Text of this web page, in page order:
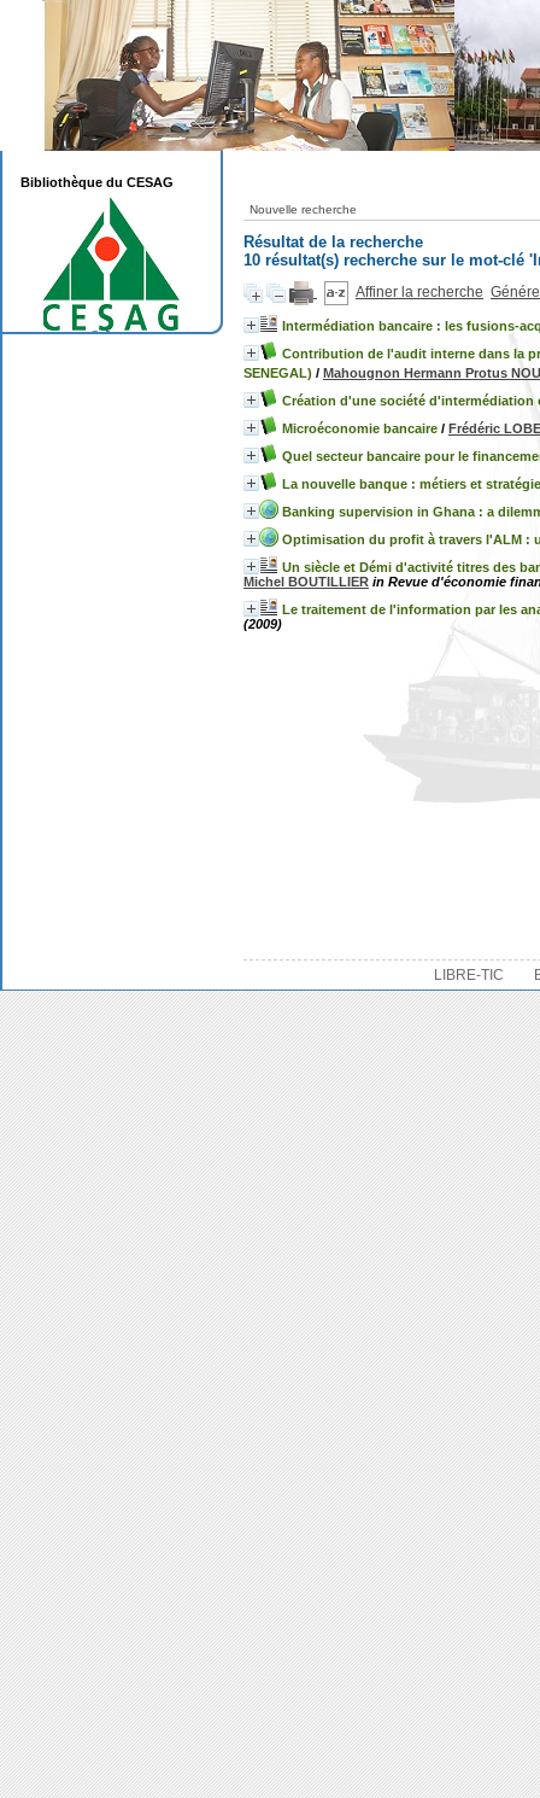
Nouvelle recherche
Résultat de la recherche
10 résultat(s) recherche sur le mot-clé
Affiner la recherche
Intermédiation bancaire : les fusions-
Contribution de l'audit interne dans la
SENEGAL) / Mahougnon Hermann Protus
Création d'une société d'intermédiation
Microéconomie bancaire / Frédéric
Quel secteur bancaire pour le
La nouvelle banque : métiers et
Banking supervision in Ghana : a
Optimisation du profit à travers l'ALM :
Un siècle et Démi d'activité titres des
Michel BOUTILLIER in Revue d'économie
Le traitement de l'information par les
(2009)
LIBRE-TIC
Bibliothèque du CESAG